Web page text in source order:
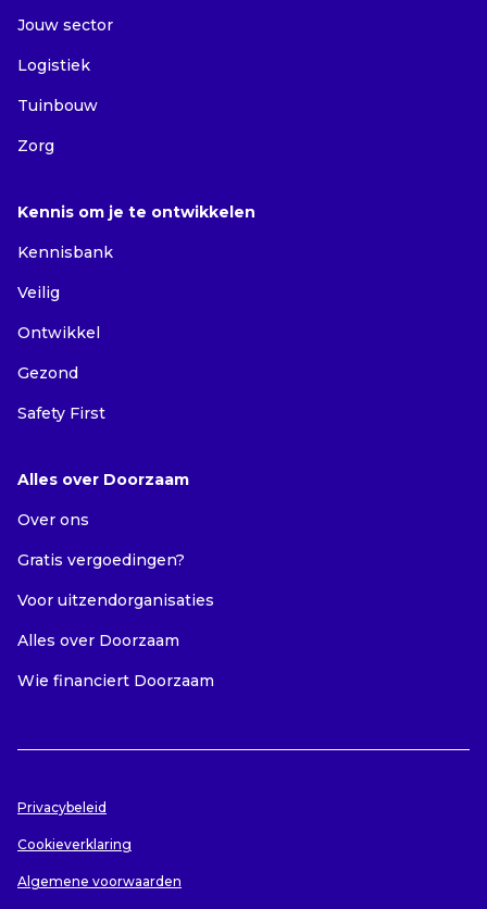
Jouw sector
Logistiek
Tuinbouw
Zorg
Kennis om je te ontwikkelen
Kennisbank
Veilig
Ontwikkel
Gezond
Safety First
Alles over Doorzaam
Over ons
Gratis vergoedingen?
Voor uitzendorganisaties
Alles over Doorzaam
Wie financiert Doorzaam
Privacybeleid
Cookieverklaring
Algemene voorwaarden